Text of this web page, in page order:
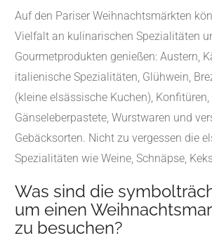
Auf den Pariser Weihnachtsmärkten
Vielfalt an kulinarischen Spezialitäten
Gourmetprodukten genießen: Austern,
italienische Spezialitäten, Glühwein,
(kleine elsässische Kuchen), Konfitüren,
Gänseleberpastete, Wurstwaren und
Gebäcksorten. Nicht zu vergessen die
Spezialitäten wie Weine, Schnäpse,
Was sind die
um einen
zu besuchen?